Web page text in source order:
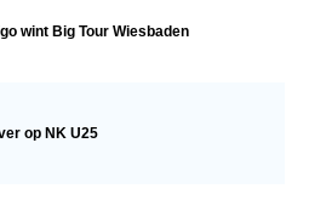
wint Big Tour Wiesbaden
op NK U25